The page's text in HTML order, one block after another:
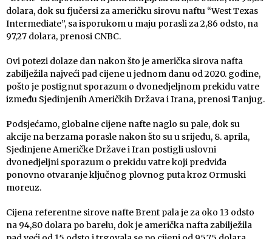
dolara, dok su fjučersi za američku sirovu naftu “West Texas
Intermediate”, sa isporukom u maju porasli za 2,86 odsto, na
97,27 dolara, prenosi CNBC.
Ovi potezi dolaze dan nakon što je američka sirova nafta
zabilježila najveći pad cijene u jednom danu od 2020. godine,
pošto je postignut sporazum o dvonedjeljnom prekidu vatre
između Sjedinjenih Američkih Država i Irana, prenosi Tanjug.
Podsjećamo, globalne cijene nafte naglo su pale, dok su
akcije na berzama porasle nakon što su u srijedu, 8. aprila,
Sjedinjene Američke Države i Iran postigli uslovni
dvonedjeljni sporazum o prekidu vatre koji predviđa
ponovno otvaranje ključnog plovnog puta kroz Ormuski
moreuz.
Cijena referentne sirove nafte Brent pala je za oko 13 odsto
na 94,80 dolara po barelu, dok je američka nafta zabilježila